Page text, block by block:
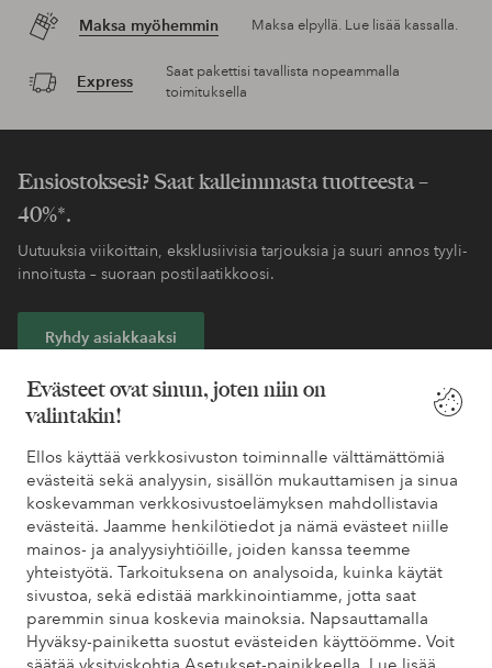
Evästeet ovat sinun, joten niin on
valintakin!
Ellos käyttää verkkosivuston toiminnalle välttämättömiä
evästeitä sekä analyysin, sisällön mukauttamisen ja sinua
koskevamman verkkosivustoelämyksen mahdollistavia
evästeitä. Jaamme henkilötiedot ja nämä evästeet niille
mainos- ja analyysiyhtiöille, joiden kanssa teemme
yhteistyötä. Tarkoituksena on analysoida, kuinka käytät
sivustoa, sekä edistää markkinointiamme, jotta saat
paremmin sinua koskevia mainoksia. Napsauttamalla
Hyväksy-painiketta suostut evästeiden käyttöömme. Voit
Maksa myöhemmin Maksa elpyllä. Lue lisää kassalla.
Express
Saat pakettisi tavallista nopeammalla
toimituksella
Ensiostoksesi? Saat kalleimmasta tuotteesta –
40%*.
Uutuuksia viikoittain, eksklusiivisia tarjouksia ja suuri annos tyyli-
innoitusta – suoraan postilaatikkoosi.
Ryhdy asiakkaaksi
* Katso tarjouksen ehdot rekisteröitymisen yhteydessä
Tarvitsetko apua?
Löydät vastaukset useimmin kysyttyihin kysymyksiin usein
kysytyistä kysymyksistä. Löydät myös tietoa siitä, miten voit ottaa
meihin yhteyttä.
Asiakaspalvelu Tilaukset Maksutavat